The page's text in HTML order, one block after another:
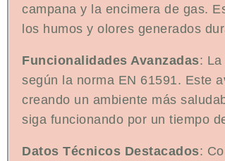
campana y la encimera de gas.
los humos y olores generados
Funcionalidades Avanzadas:
según la norma EN 61591. Este
creando un ambiente más
siga funcionando por un tiempo
Datos Técnicos Destacados: